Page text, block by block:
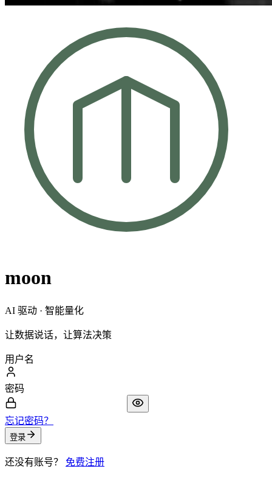
moon
AI 驱动 · 智能量化
让数据说话，让算法决策
用户名
密码
忘记密码？
登录
还没有账号？ 免费注册